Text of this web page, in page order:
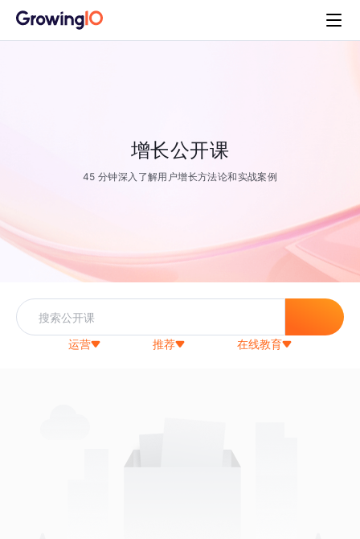
增长公开课
45 分钟深入了解用户增长方法论和实战案例
运营 推荐 在线教育